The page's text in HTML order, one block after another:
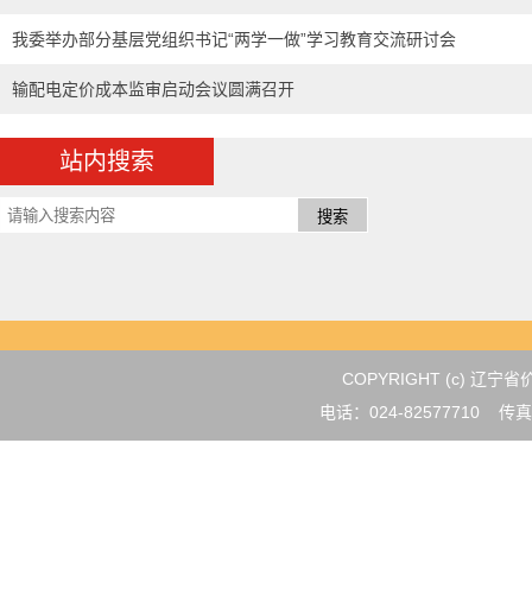
我委举办部分基层党组织书记“两学一做”学习教育交流研讨会
输配电定价成本监审启动会议圆满召开
站内搜索
COPYRIGHT (c) 辽宁
电话：024-82577710 传